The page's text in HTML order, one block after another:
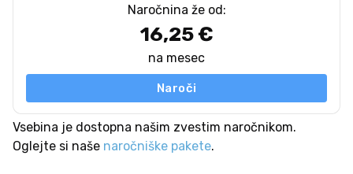
Naročnina že od:
16,25 €
na mesec
Naroči
Vsebina je dostopna našim zvestim naročnikom.
Oglejte si naše naročniške pakete.